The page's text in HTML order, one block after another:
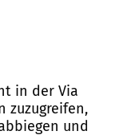
in der Via
zuzugreifen,
und